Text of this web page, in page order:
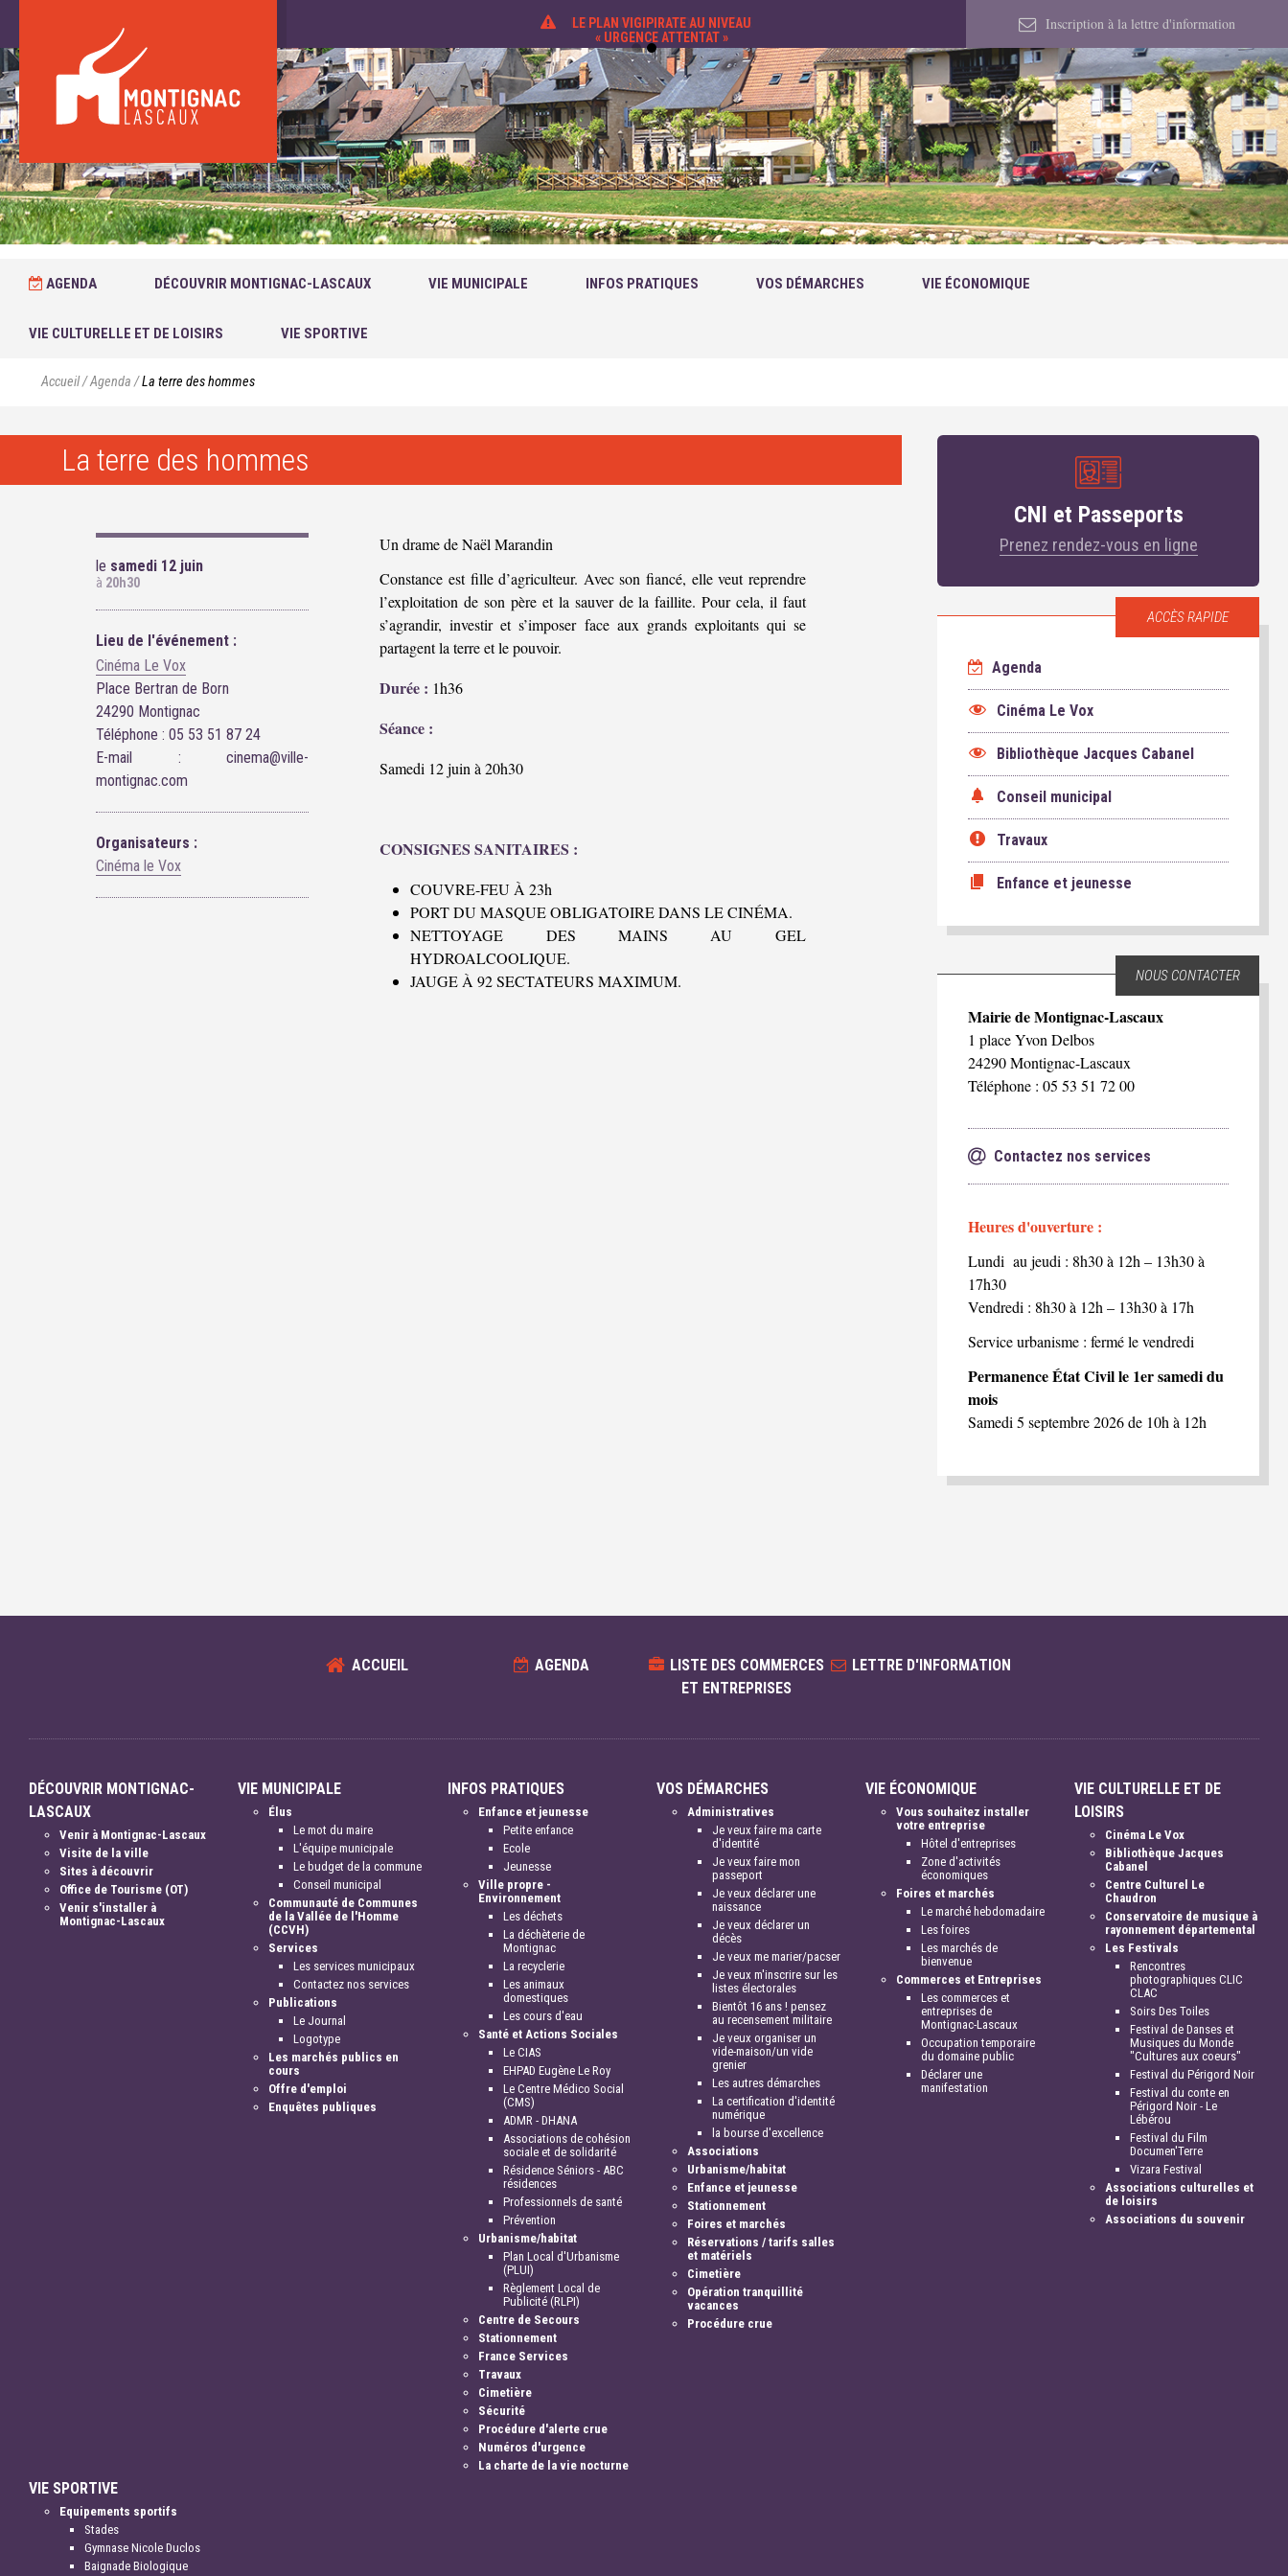
LE PLAN VIGIPIRATE AU NIVEAU
« URGENCE ATTENTAT »
Inscription à la lettre d'information
AGENDA DÉCOUVRIR MONTIGNAC-LASCAUX VIE MUNICIPALE INFOS PRATIQUES VOS DÉMARCHES VIE ÉCONOMIQUE
VIE CULTURELLE ET DE LOISIRS VIE SPORTIVE
Accueil/Agenda /La terre des hommes
La terre des hommes
le samedi 12 juin
à 20h30
Lieu de l'événement :
Cinéma Le Vox
Place Bertran de Born
24290 Montignac
Téléphone : 05 53 51 87 24
E-mail : cinema@ville-
montignac.com
Organisateurs :
Cinéma le Vox
Un drame de Naël Marandin
Constance est fille d’agriculteur. Avec son fiancé, elle veut reprendre
l’exploitation de son père et la sauver de la faillite. Pour cela, il faut
s’agrandir, investir et s’imposer face aux grands exploitants qui se
partagent la terre et le pouvoir.
Durée : 1h36
Séance :
Samedi 12 juin à 20h30
CONSIGNES SANITAIRES :
COUVRE-FEU À 23h
PORT DU MASQUE OBLIGATOIRE DANS LE CINÉMA.
NETTOYAGE DES MAINS AU GEL
HYDROALCOOLIQUE.
JAUGE À 92 SECTATEURS MAXIMUM.
CNI et Passeports
Prenez rendez-vous en ligne
ACCÈS RAPIDE
Agenda
Cinéma Le Vox
Bibliothèque Jacques Cabanel
Conseil municipal
Travaux
Enfance et jeunesse
NOUS CONTACTER
Mairie de Montignac-Lascaux
1 place Yvon Delbos
24290 Montignac-Lascaux
Téléphone : 05 53 51 72 00
Contactez nos services
Heures d'ouverture :
Lundi au jeudi : 8h30 à 12h – 13h30 à
17h30
Vendredi : 8h30 à 12h – 13h30 à 17h
Service urbanisme : fermé le vendredi
Permanence État Civil le 1er samedi du
mois
Samedi 5 septembre 2026 de 10h à 12h
ACCUEIL AGENDA
LISTE DES COMMERCES
ET ENTREPRISES
LETTRE D'INFORMATION
DÉCOUVRIR MONTIGNAC-
LASCAUX
Venir à Montignac-Lascaux
Visite de la ville
Sites à découvrir
Office de Tourisme (OT)
Venir s'installer à
Montignac-Lascaux
VIE MUNICIPALE
Élus
Le mot du maire
L'équipe municipale
Le budget de la commune
Conseil municipal
Communauté de Communes
de la Vallée de l'Homme
(CCVH)
Services
Les services municipaux
Contactez nos services
Publications
Le Journal
Logotype
Les marchés publics en
cours
Offre d'emploi
Enquêtes publiques
INFOS PRATIQUES
Enfance et jeunesse
Petite enfance
Ecole
Jeunesse
Ville propre -
Environnement
Les déchets
La déchèterie de
Montignac
La recyclerie
Les animaux
domestiques
Les cours d'eau
Santé et Actions Sociales
Le CIAS
EHPAD Eugène Le Roy
Le Centre Médico Social
(CMS)
ADMR - DHANA
Associations de cohésion
sociale et de solidarité
Résidence Séniors - ABC
résidences
Professionnels de santé
Prévention
Urbanisme/habitat
Plan Local d'Urbanisme
(PLUI)
Règlement Local de
Publicité (RLPI)
Centre de Secours
Stationnement
France Services
Travaux
Cimetière
Sécurité
Procédure d'alerte crue
Numéros d'urgence
La charte de la vie nocturne
VOS DÉMARCHES
Administratives
Je veux faire ma carte
d'identité
Je veux faire mon
passeport
Je veux déclarer une
naissance
Je veux déclarer un
décès
Je veux me marier/pacser
Je veux m'inscrire sur les
listes électorales
Bientôt 16 ans ! pensez
au recensement militaire
Je veux organiser un
vide-maison/un vide
grenier
Les autres démarches
La certification d'identité
numérique
la bourse d'excellence
Associations
Urbanisme/habitat
Enfance et jeunesse
Stationnement
Foires et marchés
Réservations / tarifs salles
et matériels
Cimetière
Opération tranquillité
vacances
Procédure crue
VIE ÉCONOMIQUE
Vous souhaitez installer
votre entreprise
Hôtel d'entreprises
Zone d'activités
économiques
Foires et marchés
Le marché hebdomadaire
Les foires
Les marchés de
bienvenue
Commerces et Entreprises
Les commerces et
entreprises de
Montignac-Lascaux
Occupation temporaire
du domaine public
Déclarer une
manifestation
VIE CULTURELLE ET DE
LOISIRS
Cinéma Le Vox
Bibliothèque Jacques
Cabanel
Centre Culturel Le
Chaudron
Conservatoire de musique à
rayonnement départemental
Les Festivals
Rencontres
photographiques CLIC
CLAC
Soirs Des Toiles
Festival de Danses et
Musiques du Monde
"Cultures aux coeurs"
Festival du Périgord Noir
Festival du conte en
Périgord Noir - Le
Lébérou
Festival du Film
Documen'Terre
Vizara Festival
Associations culturelles et
de loisirs
Associations du souvenir
VIE SPORTIVE
Equipements sportifs
Stades
Gymnase Nicole Duclos
Baignade Biologique